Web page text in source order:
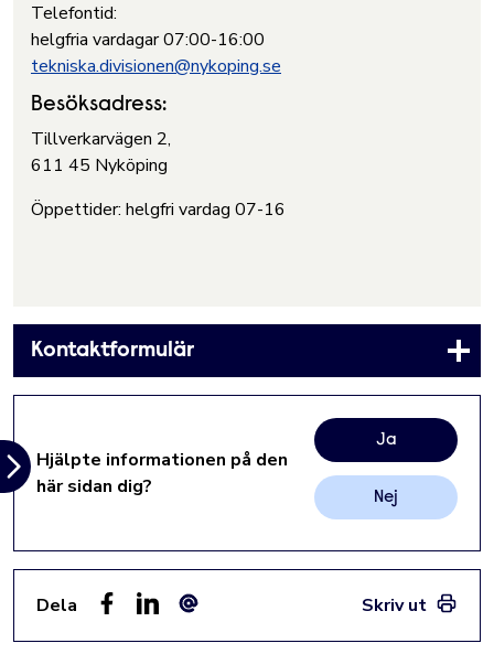
Telefontid:
helgfria vardagar 07:00-16:00
tekniska.divisionen@nykoping.se
Besöksadress:
Tillverkarvägen 2,
611 45 Nyköping
Öppettider: helgfri vardag 07-16
Kontaktformulär
Hjälpte informationen på den
här sidan dig?
Ja
Nej
Dela
Skriv ut